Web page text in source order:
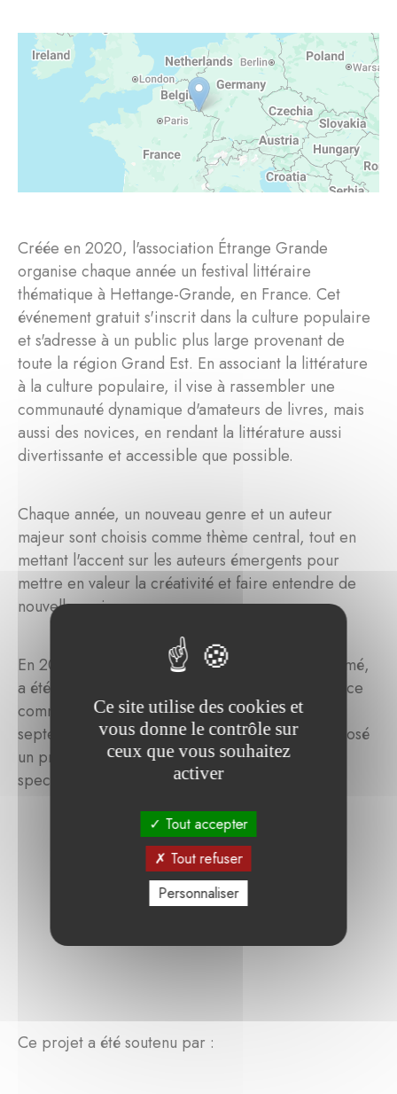
Créée en 2020, l'association Étrange Grande
organise chaque année un festival littéraire
thématique à Hettange-Grande, en France. Cet
événement gratuit s'inscrit dans la culture populaire
et s'adresse à un public plus large provenant de
toute la région Grand Est. En associant la littérature
à la culture populaire, il vise à rassembler une
communauté dynamique d'amateurs de livres, mais
aussi des novices, en rendant la littérature aussi
divertissante et accessible que possible.
Chaque année, un nouveau genre et un auteur
majeur sont choisis comme thème central, tout en
mettant l'accent sur les auteurs émergents pour
mettre en valeur la créativité et faire entendre de
nouvelles voix.
En 2025, le genre fantastique, souvent sous-estimé,
a été choisi comme thème central, avec Anne Rice
comme autrice vedette. Organisé les 20 et 21
septembre, il a accueilli 7 000 visiteurs et proposé
un programme varié de tables rondes, de
spectacles et d'ateliers.
Ce projet a été soutenu par :
Ce site utilise des cookies et
vous donne le contrôle sur
ceux que vous souhaitez
activer
Tout accepter
Tout refuser
Personnaliser